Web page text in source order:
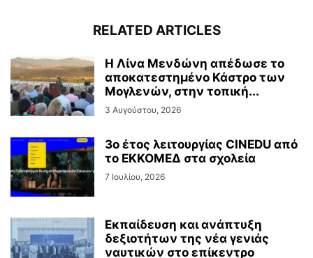
RELATED ARTICLES
Η Λίνα Μενδώνη απέδωσε το
αποκατεστημένο Κάστρο των
Μογλενών, στην τοπική...
3 Αυγούστου, 2026
3ο έτος λειτουργίας CINEDU από
το ΕΚΚΟΜΕΔ στα σχολεία
7 Ιουλίου, 2026
Εκπαίδευση και ανάπτυξη
δεξιοτήτων της νέα γενιάς
ναυτικών στο επίκεντρο